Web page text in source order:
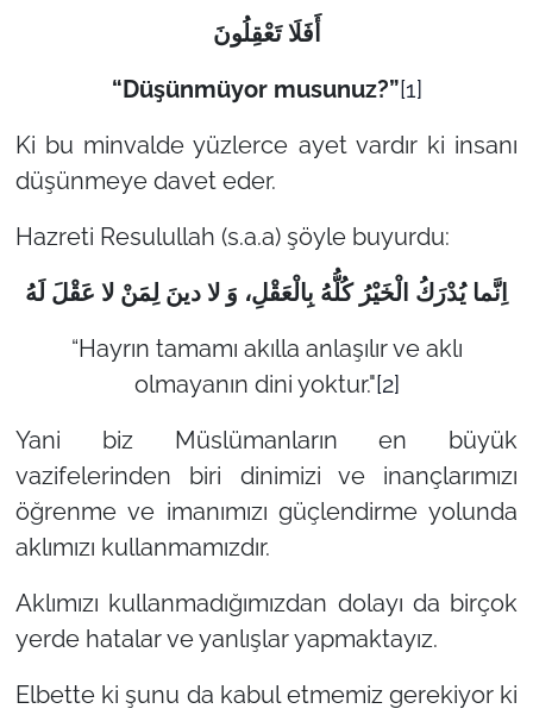
أَفَلَا تَعْقِلُونَ
“Düşünmüyor musunuz?”[1]
Ki bu minvalde yüzlerce ayet vardır ki insanı
düşünmeye davet eder.
Hazreti Resulullah (s.a.a) şöyle buyurdu:
اِنَّما يُدْرَكُ الْخَيْرُ كُلُّهُ بِالْعَقْلِ، وَ لا دينَ لِمَنْ لا عَقْلَ لَهُ
“Hayrın tamamı akılla anlaşılır ve aklı
olmayanın dini yoktur."[2]
Yani biz Müslümanların en büyük
vazifelerinden biri dinimizi ve inançlarımızı
öğrenme ve imanımızı güçlendirme yolunda
aklımızı kullanmamızdır.
Aklımızı kullanmadığımızdan dolayı da birçok
yerde hatalar ve yanlışlar yapmaktayız.
Elbette ki şunu da kabul etmemiz gerekiyor ki